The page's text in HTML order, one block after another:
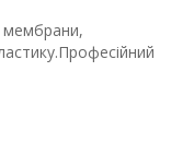
мембрани,